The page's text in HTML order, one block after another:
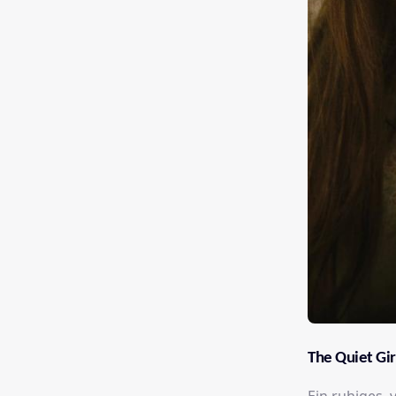
The Quiet